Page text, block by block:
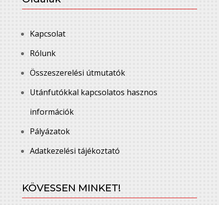
Kapcsolat
Rólunk
Összeszerelési útmutatók
Utánfutókkal kapcsolatos hasznos
információk
Pályázatok
Adatkezelési tájékoztató
KÖVESSEN MINKET!